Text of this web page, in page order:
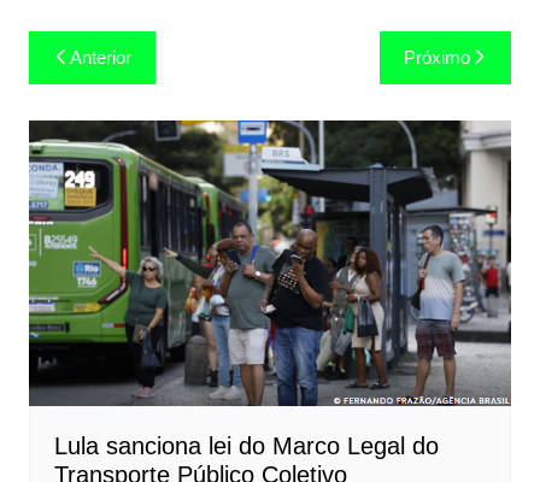
Navegação
de
Post
Anterior Próximo
Lula sanciona lei do Marco Legal do
Transporte Público Coletivo